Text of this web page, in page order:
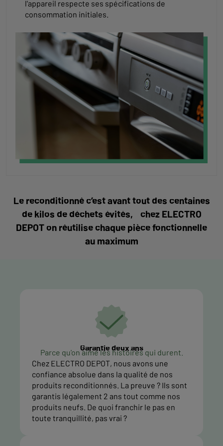
l'appareil respecte ses spécifications de
consommation initiales.
Le reconditionné c’est avant tout des centaines
de kilos de déchets évités, chez ELECTRO
DEPOT on réutilise chaque pièce fonctionnelle
au maximum
Garantie deux ans
Parce qu'on aime les histoires qui durent.
Chez ELECTRO DEPOT, nous avons une
confiance absolue dans la qualité de nos
produits reconditionnés. La preuve ? Ils sont
garantis légalement 2 ans tout comme nos
produits neufs. De quoi franchir le pas en
toute tranquillité, pas vrai ?